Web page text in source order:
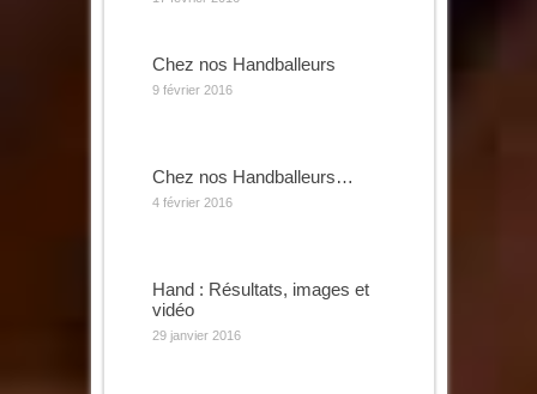
Chez nos Handballeurs
9 février 2016
Chez nos Handballeurs…
4 février 2016
Hand : Résultats, images et
vidéo
29 janvier 2016